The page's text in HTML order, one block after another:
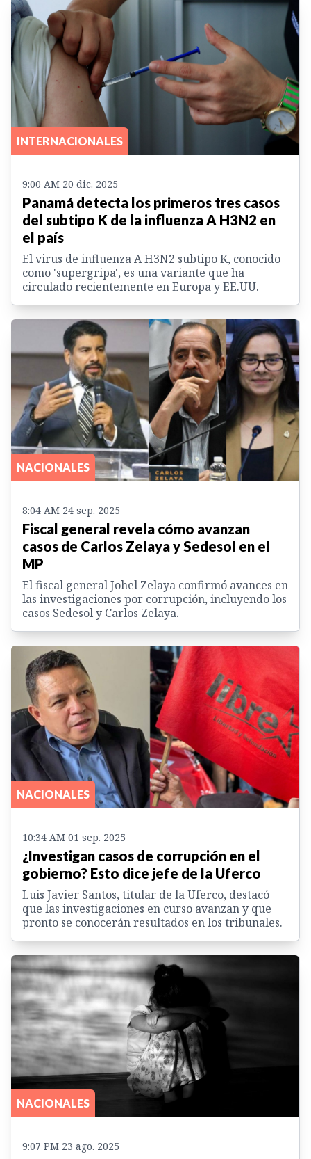
INTERNACIONALES
9:00 AM 20 dic. 2025
Panamá detecta los primeros tres casos
del subtipo K de la influenza A H3N2 en
el país
El virus de influenza A H3N2 subtipo K, conocido
como 'supergripa', es una variante que ha
circulado recientemente en Europa y EE.UU.
NACIONALES
8:04 AM 24 sep. 2025
Fiscal general revela cómo avanzan
casos de Carlos Zelaya y Sedesol en el
MP
El fiscal general Johel Zelaya confirmó avances en
las investigaciones por corrupción, incluyendo los
casos Sedesol y Carlos Zelaya.
NACIONALES
10:34 AM 01 sep. 2025
¿Investigan casos de corrupción en el
gobierno? Esto dice jefe de la Uferco
Luis Javier Santos, titular de la Uferco, destacó
que las investigaciones en curso avanzan y que
pronto se conocerán resultados en los tribunales.
NACIONALES
9:07 PM 23 ago. 2025